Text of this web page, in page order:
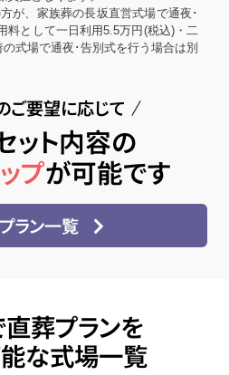
が、家族葬の長坂直営式場で通夜･
料として一日利用5.5万円(税込)・二
式場で通夜･告別式を行う場合は別
ご要望に応じて
ット内容の
プが可能です
ラン一覧
葬プランを
な式場一覧